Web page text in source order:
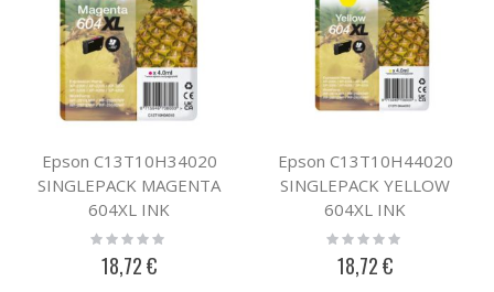
Epson C13T10H34020
SINGLEPACK MAGENTA
604XL INK
Rating:
18,72 €
Epson C13T10H44020
SINGLEPACK YELLOW
604XL INK
Rating:
18,72 €